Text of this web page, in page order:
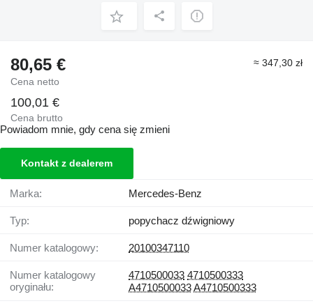
80,65 €
Cena netto
≈ 347,30 zł
100,01 €
Cena brutto
Powiadom mnie, gdy cena się zmieni
Kontakt z dealerem
Marka: Mercedes-Benz
Typ: popychacz dźwigniowy
Numer katalogowy: 20100347110
Numer katalogowy
oryginału:
4710500033 4710500333
A4710500033A4710500333